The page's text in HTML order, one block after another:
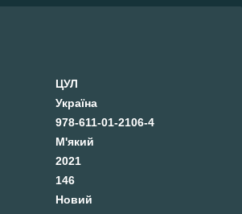
ЦУЛ
Україна
978-611-01-2106-4
М'який
2021
146
Новий